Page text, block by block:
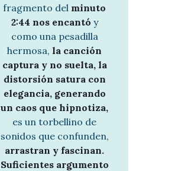
fragmento del minuto
2:44 nos encantó y
como una pesadilla
hermosa,la canción
captura y no suelta, la
distorsión satura con
elegancia, generando
un caos que hipnotiza,
es un torbellino de
sonidos que confunden,
arrastran y fascinan.
Suficientes argumento